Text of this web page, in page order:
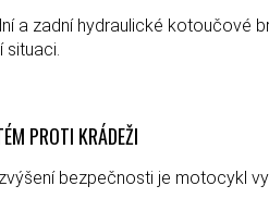
a zadní hydraulické kotoučové
situaci.
PROTI KRÁDEŽI
bezpečnosti je motocykl